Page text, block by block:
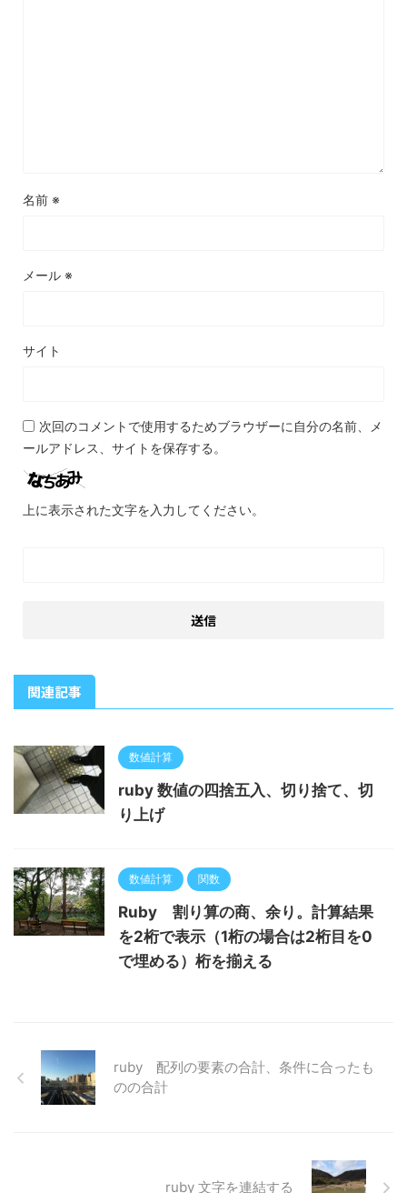
名前 ※
メール ※
サイト
次回のコメントで使用するためブラウザーに自分の名前、メ
ールアドレス、サイトを保存する。
上に表示された文字を入力してください。
関連記事
数値計算
ruby 数値の四捨五入、切り捨て、切
り上げ
数値計算 関数
Ruby 割り算の商、余り。計算結果
を2桁で表示（1桁の場合は2桁目を0
で埋める）桁を揃える
ruby 配列の要素の合計、条件に合ったも
のの合計
ruby 文字を連結する